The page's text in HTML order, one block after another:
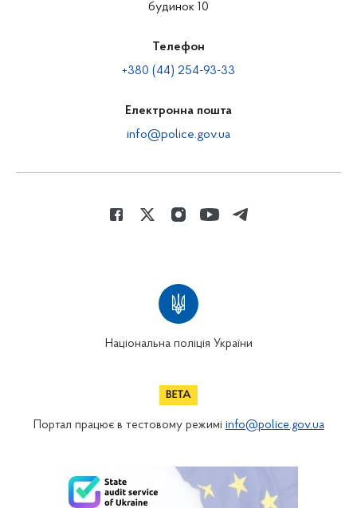
будинок 10
Телефон
+380 (44) 254-93-33
Електронна пошта
info@police.gov.ua
Національна поліція України
Портал працює в тестовому режимі info@police.gov.ua